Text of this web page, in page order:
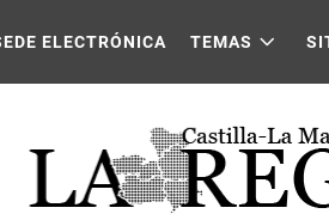
La Mancha
ELECTRÓNICA TEMAS